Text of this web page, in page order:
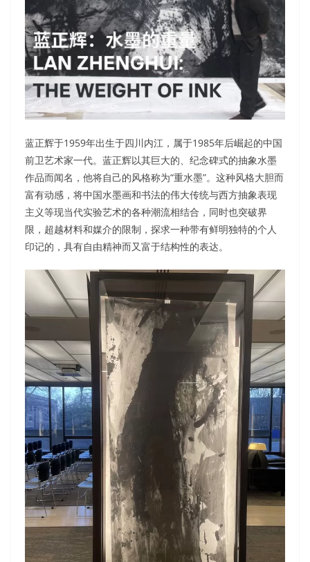
蓝正辉于1959年出生于四川内江，属于1985年后崛起的中国
前卫艺术家一代。蓝正辉以其巨大的、纪念碑式的抽象水墨
作品而闻名，他将自己的风格称为“重水墨”。这种风格大胆而
富有动感，将中国水墨画和书法的伟大传统与西方抽象表现
主义等现当代实验艺术的各种潮流相结合，同时也突破界
限，超越材料和媒介的限制，探求一种带有鲜明独特的个人
印记的，具有自由精神而又富于结构性的表达。